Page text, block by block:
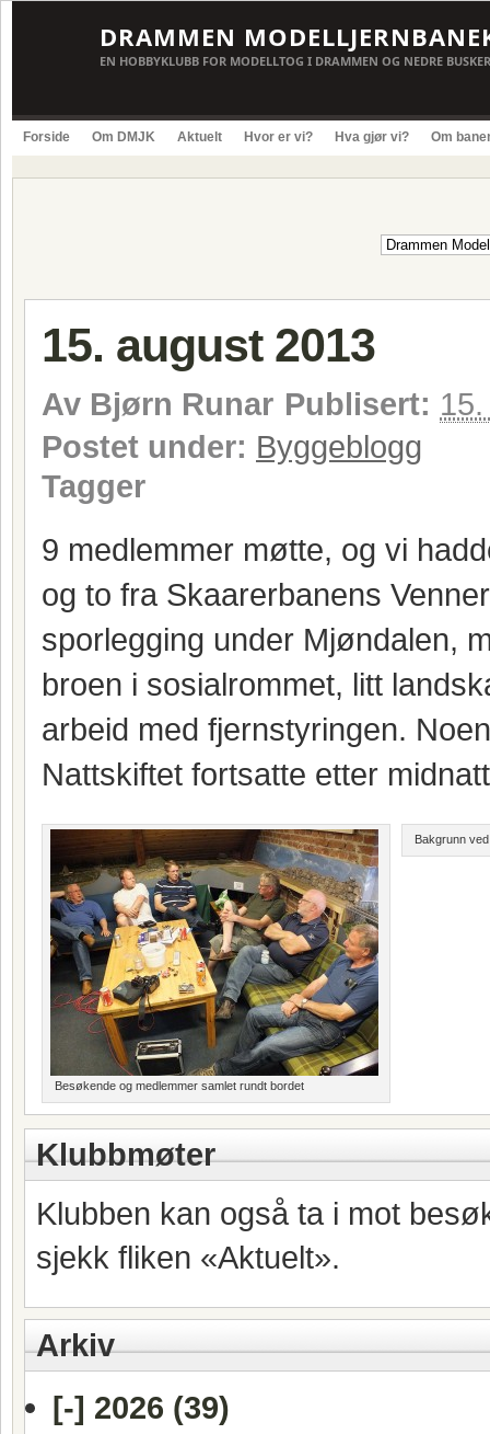
DRAMMEN
EN HOBBYKLUBB FOR MODELLTOG I DRAMMEN OG NEDRE
Forside Om DMJK Aktuelt Hvor er vi? Hva gjør vi? Om
15. august 2013
Av Bjørn Runar Publisert:
Postet under: Byggeblogg
Tagger
9 medlemmer møtte, og vi
og to fra Skaarerbanens
sporlegging under Mjøndalen,
broen i sosialrommet, litt
arbeid med fjernstyringen.
Nattskiftet fortsatte etter
Besøkende og medlemmer samlet rundt bordet
Bakgrunn
Klubbmøter
Klubben kan også ta i mot
sjekk fliken «Aktuelt».
Arkiv
[-] 2026 (39)